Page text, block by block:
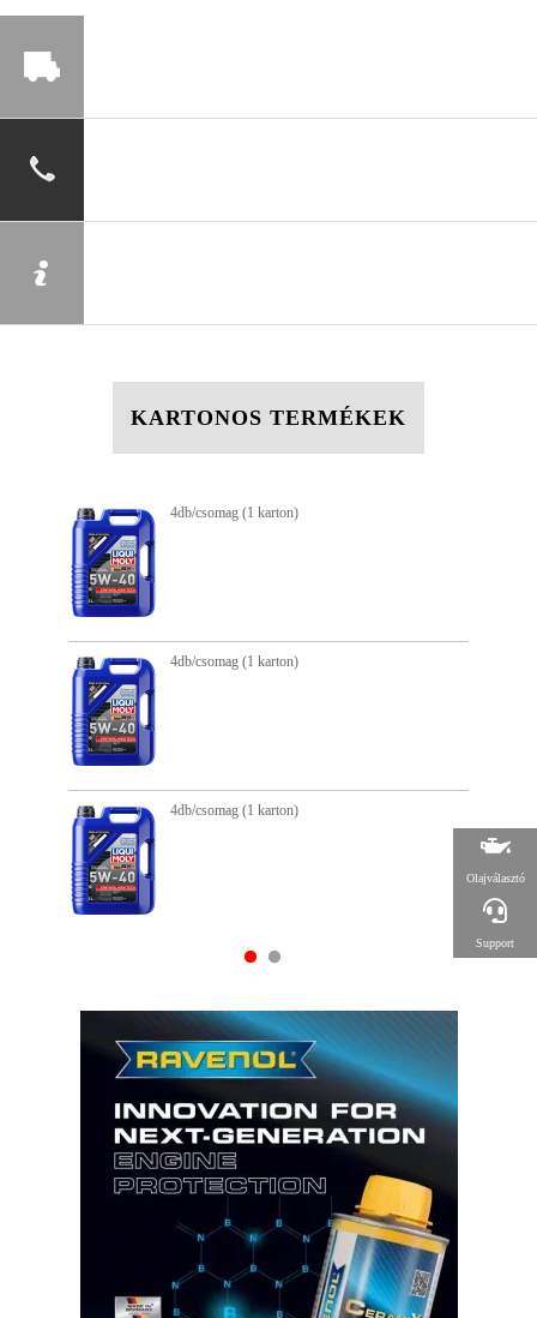
KARTONOS TERMÉKEK
4db/csomag (1 karton)
4db/csomag (1 karton)
4db/csomag (1 karton)
Olajválasztó
Support